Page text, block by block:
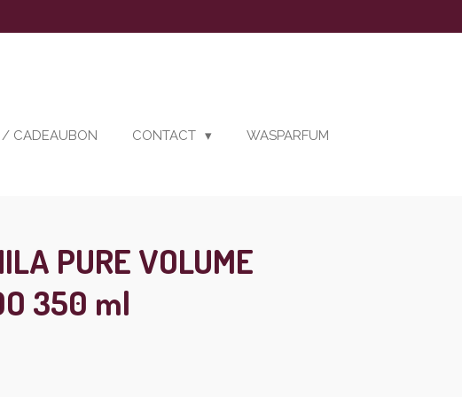
/ CADEAUBON CONTACT
WASPARFUM
PURE VOLUME
350 ml